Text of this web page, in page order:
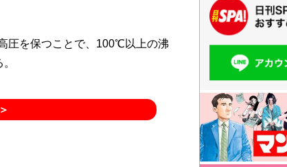
圧を保つことで、100℃以上の沸